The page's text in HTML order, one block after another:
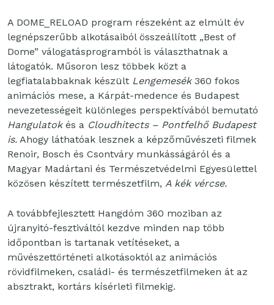
A DOME_RELOAD program részeként az elmúlt év
legnépszerűbb alkotásaiból összeállított „Best of
Dome” válogatásprogramból is választhatnak a
látogatók. Műsoron lesz többek közt a
legfiatalabbaknak készült Lengemesék360 fokos
animációs mese, a Kárpát-medence és Budapest
nevezetességeit különleges perspektívából bemutató
Hangulatokés a Cloudhitects – Pontfelhő Budapest
is. Ahogy láthatóak lesznek a képzőművészeti filmek
Renoir, Bosch és Csontváry munkásságáról és a
Magyar Madártani és Természetvédelmi Egyesülettel
közösen készített természetfilm, A kék vércse.
A továbbfejlesztett Hangdóm 360 moziban az
újranyitó-fesztiváltól kezdve minden nap több
időpontban is tartanak vetítéseket, a
művészettörténeti alkotásoktól az animációs
rövidfilmeken, családi- és természetfilmeken át az
absztrakt, kortárs kísérleti filmekig.